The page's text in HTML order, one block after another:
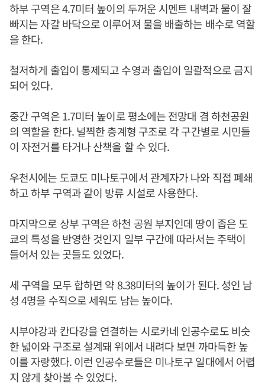
하부 구역은 4.7미터 높이의 두꺼운 시멘트 내벽과 물이 잘
빠지는 자갈 바닥으로 이루어져 물을 배출하는 배수로 역할
을 한다.
철저하게 출입이 통제되고 수영과 출입이 일괄적으로 금지
되어 있다.
중간 구역은 1.7미터 높이로 평소에는 전망대 겸 하천공원
의 역할을 한다. 널찍한 층계형 구조로 각 구간별로 시민들
이 자전거를 타거나 산책을 할 수 있다.
우천시에는 도쿄도 미나토구에서 관계자가 나와 직접 폐쇄
하고 하부 구역과 같이 방류 시설로 사용한다.
마지막으로 상부 구역은 하천 공원 부지인데 땅이 좁은 도
쿄의 특성을 반영한 것인지 일부 구간에 따라서는 주택이
들어서 있는 곳들도 있었다.
세 구역을 모두 합하면 약 8.38미터의 높이가 된다. 성인 남
성 4명을 수직으로 세워도 남는 높이다.
시부야강과 칸다강을 연결하는 시로카네 인공수로도 비슷
한 넓이와 구조로 설계돼 위에서 내려다 보면 까마득한 높
이를 자랑했다. 이런 인공수로들은 미나토구 일대에서 어렵
지 않게 찾아볼 수 있었다.